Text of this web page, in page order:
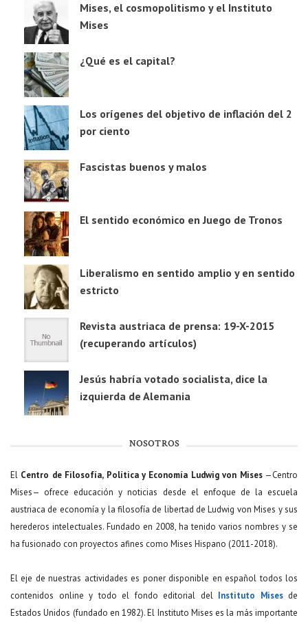
Mises, el cosmopolitismo y el Instituto
Mises
¿Qué es el capital?
Los orígenes del objetivo de inflación del 2
por ciento
Fascistas buenos y malos
El sentido económico en Juego de Tronos
Liberalismo en sentido amplio y en sentido
estricto
Revista austriaca de prensa: 19-X-2015
(recuperando artículos)
Jesús habría votado socialista, dice la
izquierda de Alemania
NOSOTROS
El Centro de Filosofía, Política y Economía Ludwig von Mises—Centro
Mises— ofrece educación y noticias desde el enfoque de la escuela
austriaca de economía y la filosofía de libertad de Ludwig von Mises y sus
herederos intelectuales. Fundado en 2008, ha tenido varios nombres y se
ha fusionado con proyectos afines como Mises Hispano (2011-2018).
El eje de nuestras actividades es poner disponible en español todos los
contenidos online y todo el fondo editorial del Instituto Misesde
Estados Unidos (fundado en 1982). El Instituto Mises es la más importante